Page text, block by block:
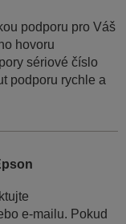
podporu pro Váš
hovoru
sériové číslo
podporu rychle a
e-mailu. Pokud